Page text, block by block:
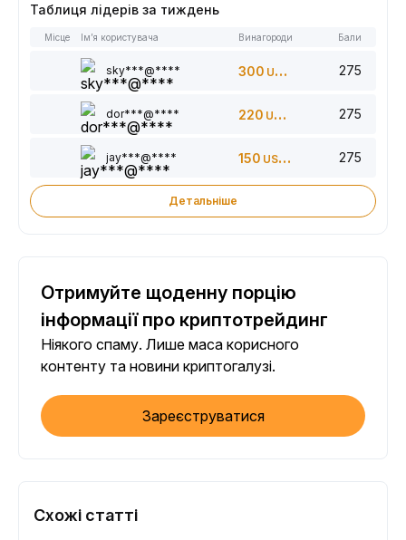
Таблиця лідерів за тиждень
Місце Ім’я користувача Винагороди Бали
sky***@**** 300 USDT 275
dor***@**** 220 USDT 275
jay***@**** 150 USDT 275
Детальніше
Отримуйте щоденну порцію
інформації про криптотрейдинг
Ніякого спаму. Лише маса корисного
контенту та новини криптогалузі.
Зареєструватися
Схожі статті